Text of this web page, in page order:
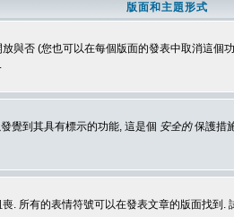
版面和主題形式
與否 (您也可以在每個版面的發表中取消這
覺到其具有標示的功能, 這是個 安全的保護措
. 所有的表情符號可以在發表文章的版面找